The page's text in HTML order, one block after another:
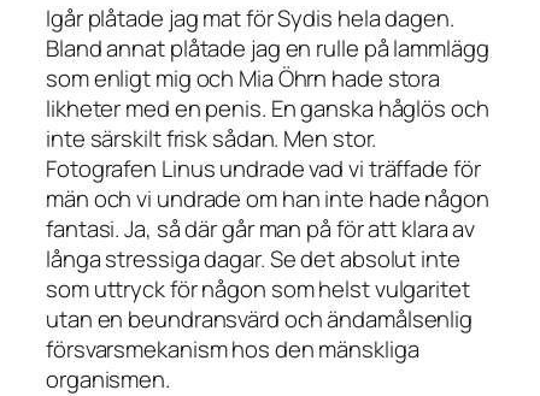
Igår plåtade jag mat för Sydis hela dagen.
Bland annat plåtade jag en rulle på lammlägg
som enligt mig och Mia Öhrn hade stora
likheter med en penis. En ganska håglös och
inte särskilt frisk sådan. Men stor.
Fotografen Linus undrade vad vi träffade för
män och vi undrade om han inte hade någon
fantasi. Ja, så där går man på för att klara av
långa stressiga dagar. Se det absolut inte
som uttryck för någon som helst vulgaritet
utan en beundransvärd och ändamålsenlig
försvarsmekanism hos den mänskliga
organismen.